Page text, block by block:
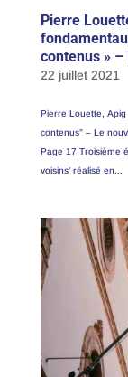
Pierre
contenus » –
22 juillet 2021
Pierre Louette,
contenus” – Le
Page 17 Troisième
voisins’ réalisé en...